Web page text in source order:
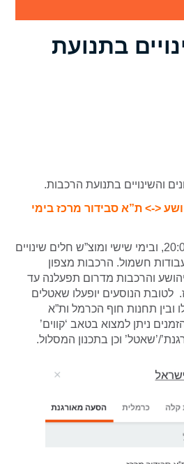
בתנועת
והשינויים בתנועת הרכבות.
<-> ת”א סבידור מרכז בימי
בכל ערב החל מהשעה 20:00, ובימי שישי ומוצ”ש חלים שינויים
חשמול. הרכבות מצפון
והרכבות מדרום תפעלנה עד
לטובת הנוסעים יופעלו שאטלים
ובין תחנות חוף הכרמל ות”א
ניתן למצוא בטאב ‘קווים’
’שאטל’ וכן בתכנון המסלול.